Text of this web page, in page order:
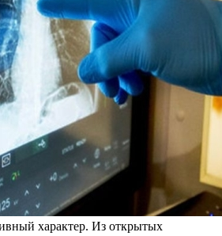
характер. Из открытых